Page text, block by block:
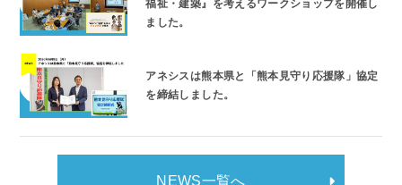
福祉・建築』を考えるワークショップを開催し
ました。
アネシスは熊本県と「熊本見守り応援隊」協定
を締結しました。
NEWS一覧へ